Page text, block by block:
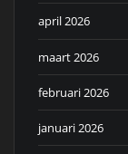
april 2026
maart 2026
februari 2026
januari 2026